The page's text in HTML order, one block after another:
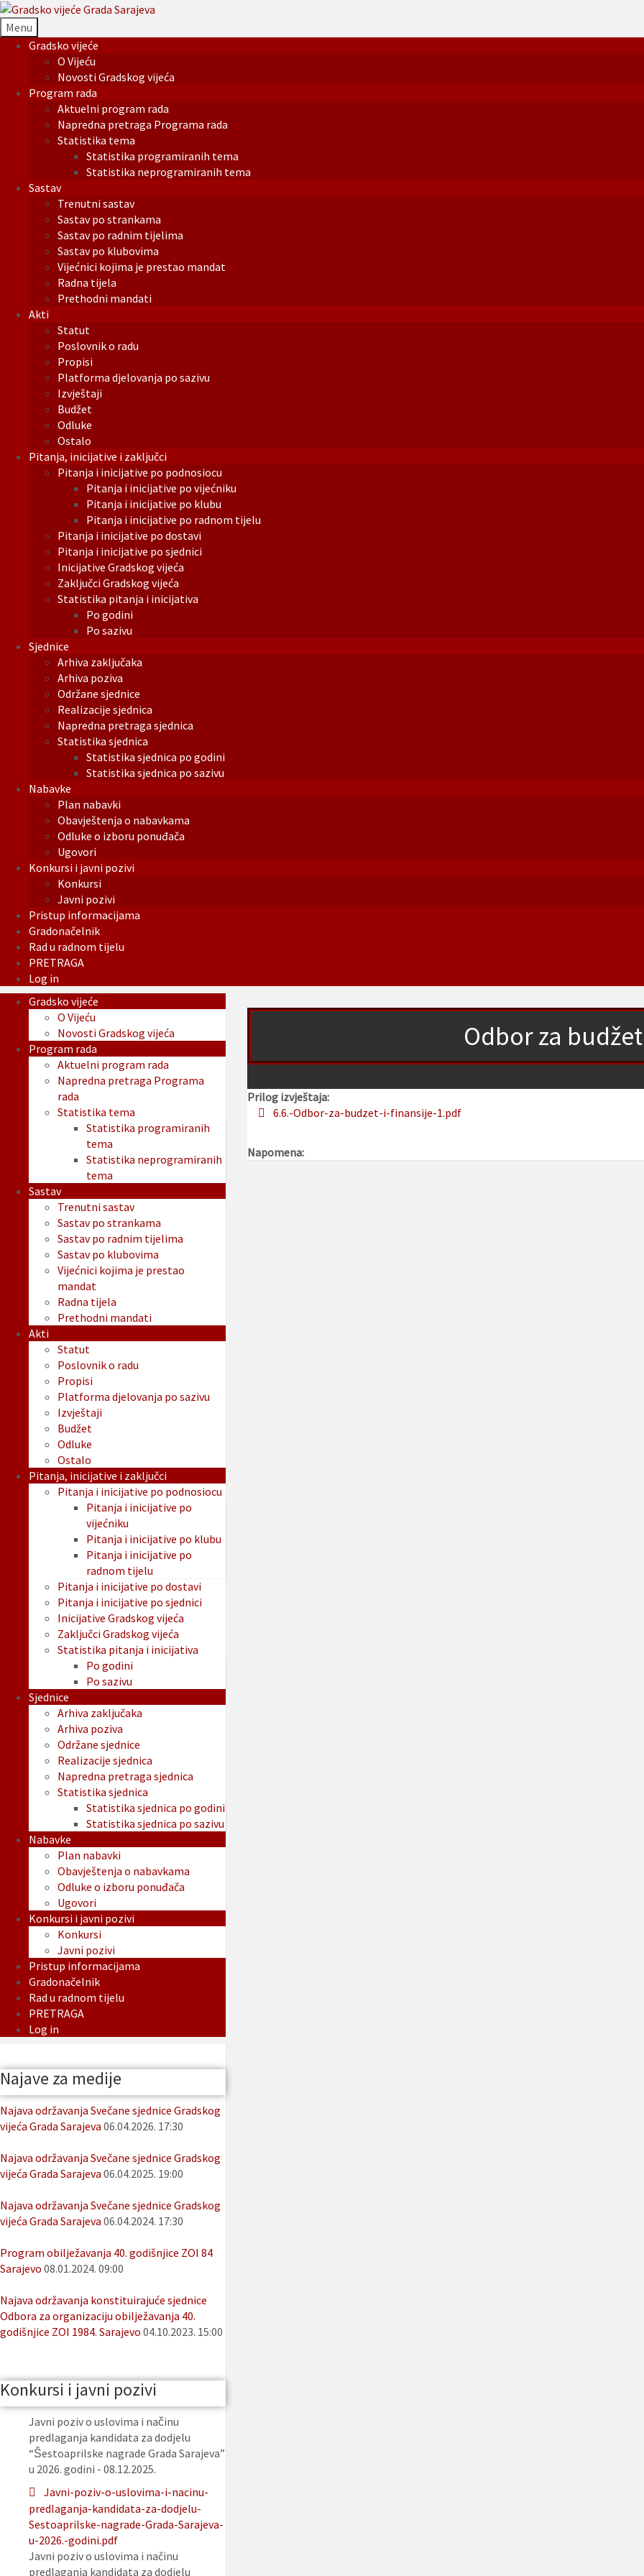
Menu
Gradsko vijeće
O Vijeću
Novosti Gradskog vijeća
Program rada
Aktuelni program rada
Napredna pretraga Programa rada
Statistika tema
Statistika programiranih tema
Statistika neprogramiranih tema
Sastav
Trenutni sastav
Sastav po strankama
Sastav po radnim tijelima
Sastav po klubovima
Vijećnici kojima je prestao mandat
Radna tijela
Prethodni mandati
Akti
Statut
Poslovnik o radu
Propisi
Platforma djelovanja po sazivu
Izvještaji
Budžet
Odluke
Ostalo
Pitanja, inicijative i zaključci
Pitanja i inicijative po podnosiocu
Pitanja i inicijative po vijećniku
Pitanja i inicijative po klubu
Pitanja i inicijative po radnom tijelu
Pitanja i inicijative po dostavi
Pitanja i inicijative po sjednici
Inicijative Gradskog vijeća
Zaključci Gradskog vijeća
Statistika pitanja i inicijativa
Po godini
Po sazivu
Sjednice
Arhiva zaključaka
Arhiva poziva
Održane sjednice
Realizacije sjednica
Napredna pretraga sjednica
Statistika sjednica
Statistika sjednica po godini
Statistika sjednica po sazivu
Nabavke
Plan nabavki
Obavještenja o nabavkama
Odluke o izboru ponuđača
Ugovori
Konkursi i javni pozivi
Konkursi
Javni pozivi
Pristup informacijama
Gradonačelnik
Rad u radnom tijelu
PRETRAGA
Log in
Odbor za
Prilog izvještaja:
6.6.-Odbor-za-budzet-i-finansije-1.pdf
Napomena:
Gradsko vijeće
O Vijeću
Novosti Gradskog vijeća
Program rada
Aktuelni program rada
Napredna pretraga Programa
rada
Statistika tema
Statistika programiranih
tema
Statistika neprogramiranih
tema
Sastav
Trenutni sastav
Sastav po strankama
Sastav po radnim tijelima
Sastav po klubovima
Vijećnici kojima je prestao
mandat
Radna tijela
Prethodni mandati
Akti
Statut
Poslovnik o radu
Propisi
Platforma djelovanja po sazivu
Izvještaji
Budžet
Odluke
Ostalo
Pitanja, inicijative i zaključci
Pitanja i inicijative po podnosiocu
Pitanja i inicijative po
vijećniku
Pitanja i inicijative po klubu
Pitanja i inicijative po
radnom tijelu
Pitanja i inicijative po dostavi
Pitanja i inicijative po sjednici
Inicijative Gradskog vijeća
Zaključci Gradskog vijeća
Statistika pitanja i inicijativa
Po godini
Po sazivu
Sjednice
Arhiva zaključaka
Arhiva poziva
Održane sjednice
Realizacije sjednica
Napredna pretraga sjednica
Statistika sjednica
Statistika sjednica po godini
Statistika sjednica po sazivu
Nabavke
Plan nabavki
Obavještenja o nabavkama
Odluke o izboru ponuđača
Ugovori
Konkursi i javni pozivi
Konkursi
Javni pozivi
Pristup informacijama
Gradonačelnik
Rad u radnom tijelu
PRETRAGA
Log in
Najave za medije
Najava održavanja Svečane sjednice Gradskog
vijeća Grada Sarajeva 06.04.2026. 17:30
Najava održavanja Svečane sjednice Gradskog
vijeća Grada Sarajeva 06.04.2025. 19:00
Najava održavanja Svečane sjednice Gradskog
vijeća Grada Sarajeva 06.04.2024. 17:30
Program obilježavanja 40. godišnjice ZOI 84
Sarajevo 08.01.2024. 09:00
Najava održavanja konstituirajuće sjednice
Odbora za organizaciju obilježavanja 40.
godišnjice ZOI 1984. Sarajevo 04.10.2023. 15:00
Konkursi i javni pozivi
Javni poziv o uslovima i načinu
predlaganja kandidata za dodjelu
“Šestoaprilske nagrade Grada Sarajeva”
u 2026. godini - 08.12.2025.
Javni-poziv-o-uslovima-i-nacinu-
predlaganja-kandidata-za-dodjelu-
Sestoaprilske-nagrade-Grada-Sarajeva-
u-2026.-godini.pdf
Javni poziv o uslovima i načinu
predlaganja kandidata za dodjelu